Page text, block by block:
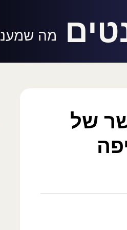
מה
של